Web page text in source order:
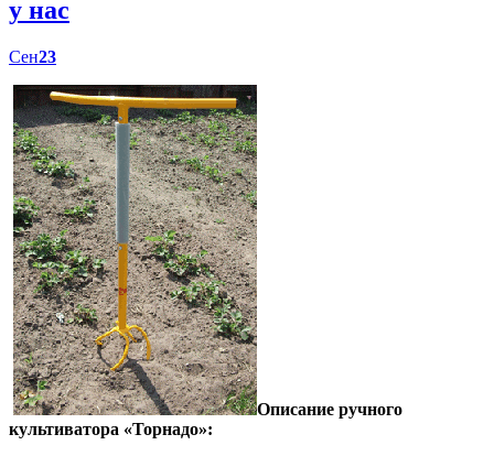
у нас
Сен23
Описание ручного
культиватора «Торнадо»: